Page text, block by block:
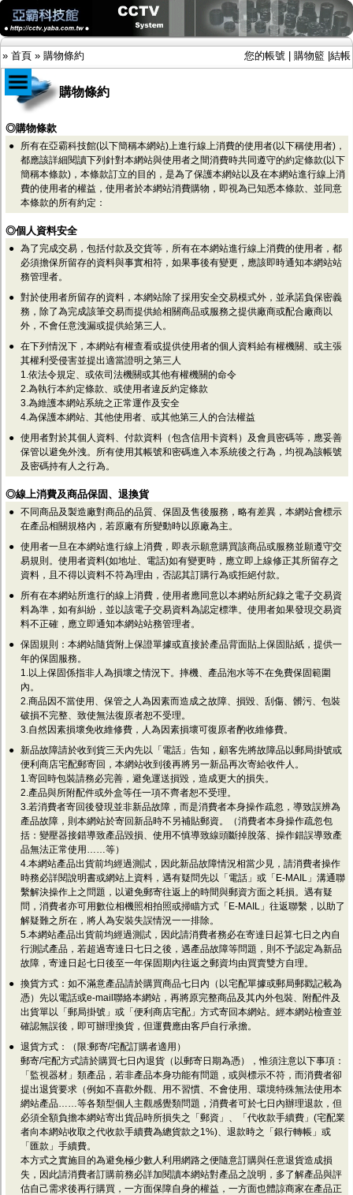
» 首頁 » 購物條約 您的帳號 購物籃 結帳
商品目錄
限時促銷特惠專案
IP網路攝影機及錄放影機
AHD DVR數位錄放影機
AHD半球型(適用屋內)
AHD中小型紅外線攝影機(適用騎樓、室內外)
AHD防護罩型攝影機(適用屋外，紅外線照射
距離遠）
AHD特殊功能型攝影機
旋轉型攝影機.旋轉台
傳統高解析攝影機
鏡頭
投光設備
防護罩及支架
多路攝影機單軸傳輸
監聽器.麥克風
網路設備
視訊轉換設備
雙絞線傳輸器
雜訊改善器
分配放大器
網路線用水晶頭
網路線
懶人線.同軸線.花線
線頭.插座.延長線.HDMI線
集線盒.防水盒.配線盒
變壓器.避雷器
轉接頭
偽裝嚇阻假監視器. 警示防盜貼紙
行車紀錄器.車用插座配件
客訂商品
購物條約
◎購物條款
●
所有在亞霸科技館(以下簡稱本網站)上進行線上消費的使用者(以下稱使用者)，
都應該詳細閱讀下列針對本網站與使用者之間消費時共同遵守的約定條款(以下
簡稱本條款)，本條款訂立的目的，是為了保護本網站以及在本網站進行線上消
費的使用者的權益，使用者於本網站消費購物，即視為已知悉本條款、並同意
本條款的所有約定：
◎個人資料安全
● 為了完成交易，包括付款及交貨等，所有在本網站進行線上消費的使用者，都
必須擔保所留存的資料與事實相符，如果事後有變更，應該即時通知本網站站
務管理者。
● 對於使用者所留存的資料，本網站除了採用安全交易模式外，並承諾負保密義
務，除了為完成該筆交易而提供給相關商品或服務之提供廠商或配合廠商以
外，不會任意洩漏或提供給第三人。
● 在下列情況下，本網站有權查看或提供使用者的個人資料給有權機關、或主張
其權利受侵害並提出適當證明之第三人
1.依法令規定、或依司法機關或其他有權機關的命令
2.為執行本約定條款、或使用者違反約定條款
3.為維護本網站系統之正常運作及安全
4.為保護本網站、其他使用者、或其他第三人的合法權益
● 使用者對於其個人資料、付款資料（包含信用卡資料）及會員密碼等，應妥善
保管以避免外洩。所有使用其帳號和密碼進入本系統後之行為，均視為該帳號
及密碼持有人之行為。
◎線上消費及商品保固、退換貨
● 不同商品及製造廠對商品的品質、保固及售後服務，略有差異，本網站會標示
在產品相關規格內，若原廠有所變動時以原廠為主。
● 使用者一旦在本網站進行線上消費，即表示願意購買該商品或服務並願遵守交
易規則。使用者資料(如地址、電話)如有變更時，應立即上線修正其所留存之
資料，且不得以資料不符為理由，否認其訂購行為或拒絕付款。
●
所有在本網站所進行的線上消費，使用者應同意以本網站所紀錄之電子交易資
料為準，如有糾紛，並以該電子交易資料為認定標準。使用者如果發現交易資
料不正確，應立即通知本網站站務管理者。
● 保固規則：本網站隨貨附上保證單據或直接於產品背面貼上保固貼紙，提供一
年的保固服務。
1.以上保固係指非人為損壞之情況下。摔機、產品泡水等不在免費保固範圍
內。
2.商品因不當使用、保管之人為因素而造成之故障、損毀、刮傷、髒污、包裝
破損不完整、致使無法復原者恕不受理。
3.自然因素損壞免收維修費，人為因素損壞可復原者酌收維修費。
● 新品故障請於收到貨三天內先以「電話」告知，顧客先將故障品以郵局掛號或
便利商店宅配郵寄回，本網站收到後再將另一新品再次寄給收件人。
1.寄回時包裝請務必完善，避免運送損毀，造成更大的損失。
2.產品與所附配件或外盒等任一項不齊者恕不受理。
3.若消費者寄回後發現並非新品故障，而是消費者本身操作疏忽，導致誤辨為
產品故障，則本網站於寄回新品時不另補貼郵資。（消費者本身操作疏忽包
括：變壓器接錯導致產品毀損、使用不慎導致線頭斷掉脫落、操作錯誤導致產
品無法正常使用……等）
4.本網站產品出貨前均經過測試，因此新品故障情況相當少見，請消費者操作
時務必詳閱說明書或網站上資料，遇有疑問先以「電話」或「E-MAIL」溝通聯
繫解決操作上之問題，以避免郵寄往返上的時間與郵資方面之耗損。遇有疑
問，消費者亦可用數位相機照相拍照或掃瞄方式「E-MAIL」往返聯繫，以助了
解疑難之所在，將人為安裝失誤情況一一排除。
5.本網站產品出貨前均經過測試，因此請消費者務必在寄達日起算七日之內自
行測試產品，若超過寄達日七日之後，遇產品故障等問題，則不予認定為新品
故障，寄達日起七日後至一年保固期內往返之郵資均由買賣雙方自理。
● 換貨方式：如不滿意產品請於購買商品七日內（以宅配單據或郵局郵戳記載為
憑）先以電話或e-mail聯絡本網站，再將原完整商品及其內外包裝、附配件及
出貨單以「郵局掛號」或「便利商店宅配」方式寄回本網站。經本網站檢查並
確認無誤後，即可辦理換貨，但運費應由客戶自行承擔。
● 退貨方式：（限:郵寄/宅配訂購者適用）
郵寄/宅配方式請於購買七日內退貨（以郵寄日期為憑），惟須注意以下事項：
「監視器材」類產品，若非產品本身功能有問題，或與標示不符，而消費者卻
提出退貨要求（例如不喜歡外觀、用不習慣、不會使用、環境特殊無法使用本
網站產品……等各類型個人主觀感覺類問題，消費者可於七日內辦理退款，但
必須全額負擔本網站寄出貨品時所損失之「郵資」、「代收款手續費」(宅配業
者向本網站收取之代收款手續費為總貨款之1%)、退款時之「銀行轉帳」或
「匯款」手續費。
本方式之實施目的為避免極少數人利用網路之便隨意訂購與任意退貨造成損
失，因此請消費者訂購前務必詳加閱讀本網站對產品之說明，多了解產品與評
估自己需求後再行購買，一方面保障自身的權益，一方面也體諒商家在產品正